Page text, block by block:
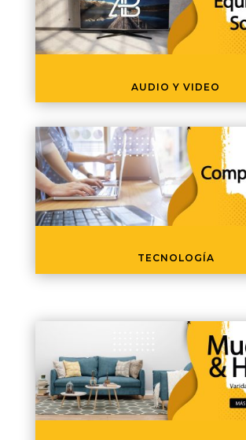
AUDIO Y VIDEO
TECNOLOGÍA